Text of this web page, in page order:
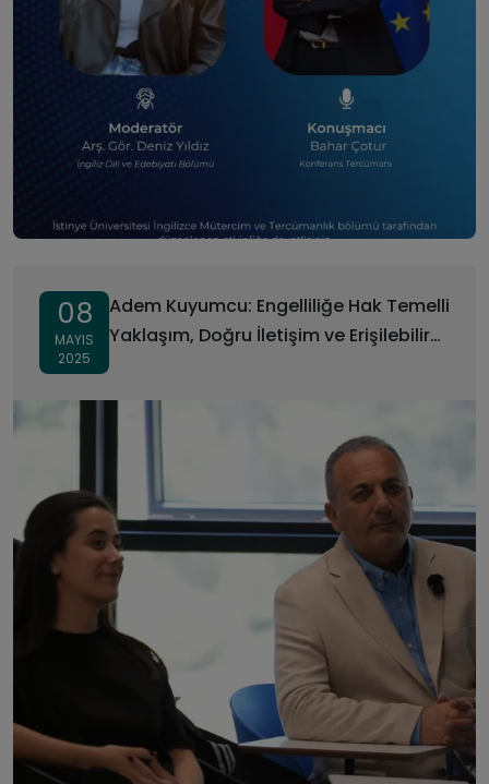
08
MAYIS
2025
Adem Kuyumcu: Engelliliğe Hak Temelli
Yaklaşım, Doğru İletişim ve Erişilebilir